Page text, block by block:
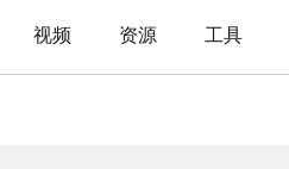
视频 资源 工具